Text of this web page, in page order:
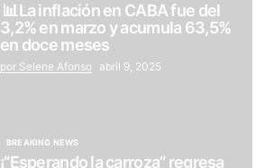
📊La inflación en CABA fue del
3,2% en marzo y acumula 63,5%
en doce meses
por Selene Afonso abril 9, 2025
BREAKING NEWS
¡“Esperando la carroza” regresa